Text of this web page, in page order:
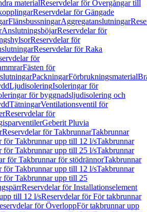
materialReservdelar för Övergångar till
Reservdelar för Gängade
FlänsbussningarAggregatanslutningar
AnslutningsböjarReservdelar för
Reservdelar för
Reservdelar för Raka
för
Fästen för
PackningarFörbrukningsmaterial
LjudisoleringIsoleringar för
för byggnadsljudisolering och
TätningarVentilationsventil för
Reservdelar för
Geberit Pluvia
Reservdelar för TakbrunnarTakbrunnar
för Takbrunnar upp till 12 l/sTakbrunnar
för Takbrunnar upp till 25 l/sTakbrunnar
för Takbrunnar för stödrännorTakbrunnar
för Takbrunnar upp till 12 l/sTakbrunnar
för Takbrunnar upp till 25
Reservdelar för Installationselement
till 12 l/sReservdelar för För takbrunnar
för ÖverloppFör takbrunnar upp